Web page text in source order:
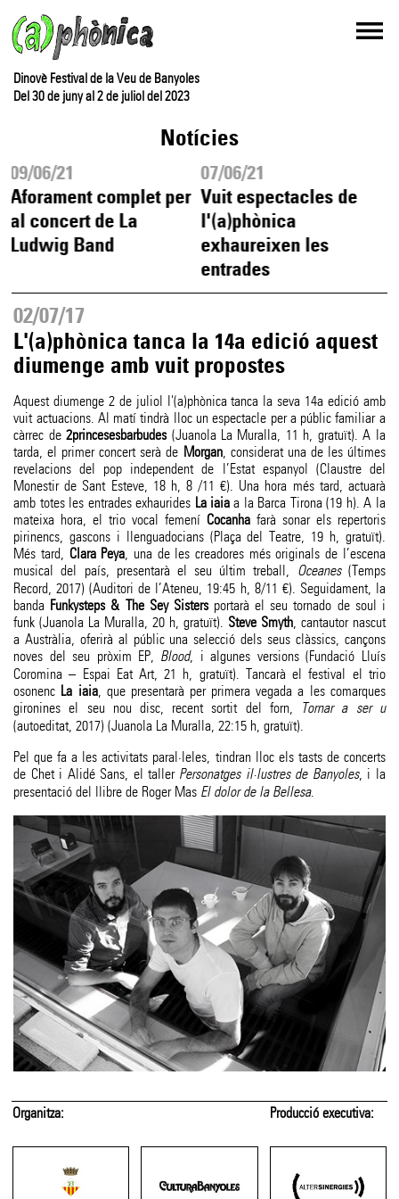
Dinovè Festival de la Veu de Banyoles
Del 30 de juny al 2 de juliol del 2023
Notícies
09/06/21
Aforament complet per
al concert de La
Ludwig Band
07/06/21
Vuit espectacles de
l'(a)phònica
exhaureixen les
entrades
02/07/17
L'(a)phònica tanca la 14a edició aquest
diumenge amb vuit propostes
Aquest diumenge 2 de juliol l'(a)phònica tanca la seva 14a edició amb
vuit actuacions. Al matí tindrà lloc un espectacle per a públic familiar a
càrrec de2princesesbarbudes(Juanola La Muralla, 11 h, gratuït). A la
tarda, el primer concert serà de Morgan, considerat una de les últimes
revelacions del pop independent de l’Estat espanyol (Claustre del
Monestir de Sant Esteve, 18 h, 8 /11 €). Una hora més tard, actuarà
amb totes les entrades exhaurides La iaia a la Barca Tirona (19 h). A la
mateixa hora, el trio vocal femení Cocanhafarà sonar els repertoris
pirinencs, gascons i llenguadocians (Plaça del Teatre, 19 h, gratuït).
Més tard, Clara Peya, una de les creadores més originals de l’escena
musical del país, presentarà el seu últim treball, Oceanes(Temps
Record, 2017) (Auditori de l’Ateneu, 19:45 h, 8/11 €). Seguidament, la
banda Funkysteps & The Sey Sistersportarà el seu tornado de soul i
funk (Juanola La Muralla, 20 h, gratuït). Steve Smyth, cantautor nascut
a Austràlia, oferirà al públic una selecció dels seus clàssics, cançons
noves del seu pròxim EP, Blood, i algunes versions (Fundació Lluís
Coromina – Espai Eat Art, 21 h, gratuït). Tancarà el festival el trio
osonenc La iaia, que presentarà per primera vegada a les comarques
gironines el seu nou disc, recent sortit del forn, Tornar a ser u
(autoeditat, 2017) (Juanola La Muralla, 22:15 h, gratuït).
Pel que fa a les activitats paral·leles, tindran lloc els tasts de concerts
de Chet i Alidé Sans, el taller Personatges il·lustres de Banyoles, i la
presentació del llibre de Roger Mas El dolor de la Bellesa.
Organitza: Producció executiva: